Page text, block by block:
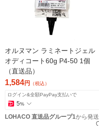
オルヌマン ラミネートジェル
オディコート60g P4-50 1個
（直送品）
1,584円 （税込）
ログイン&全額PayPay支払いで
5%
LOHACO 直送品グループ1から発送